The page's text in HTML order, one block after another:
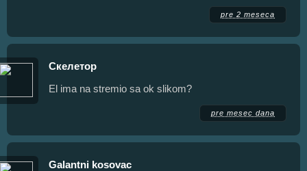
pre 2 meseca
Скелетор
El ima na stremio sa ok slikom?
pre mesec dana
Galantni kosovac